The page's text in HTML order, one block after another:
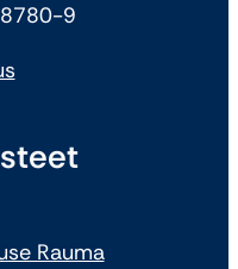
9
Rauma